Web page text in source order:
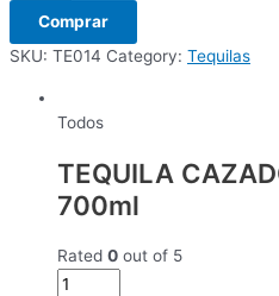
Comprar
SKU: TE014 Category: Tequilas
Todos
TEQUILA
700ml
Rated 0 out of 5